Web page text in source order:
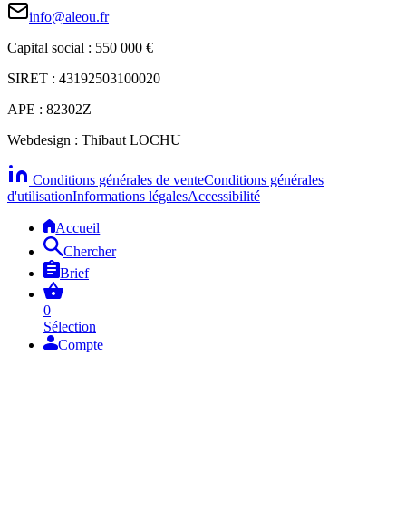
info@aleou.fr
Capital social : 550 000 €
SIRET : 43192503100020
APE : 82302Z
Webdesign : Thibaut LOCHU
Conditions générales de venteConditions générales
d'utilisationInformations légalesAccessibilité
Accueil
Chercher
Brief
0
Sélection
Compte